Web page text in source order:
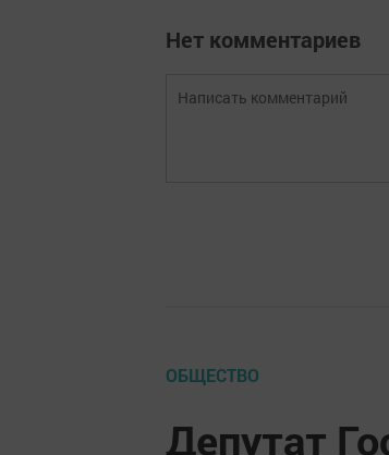
Нет комментариев
ОБЩЕСТВО
Депутат